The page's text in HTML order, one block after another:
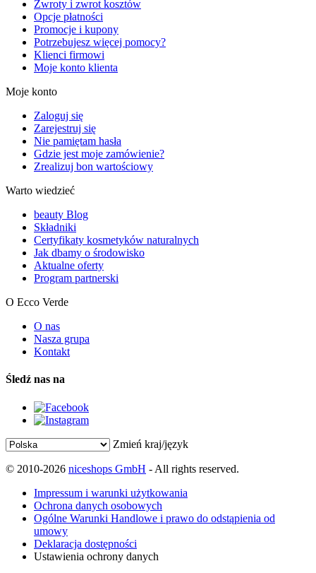
Zwroty i zwrot kosztów
Opcje płatności
Promocje i kupony
Potrzebujesz więcej pomocy?
Klienci firmowi
Moje konto klienta
Moje konto
Zaloguj się
Zarejestruj się
Nie pamiętam hasła
Gdzie jest moje zamówienie?
Zrealizuj bon wartościowy
Warto wiedzieć
beauty Blog
Składniki
Certyfikaty kosmetyków naturalnych
Jak dbamy o środowisko
Aktualne oferty
Program partnerski
O Ecco Verde
O nas
Nasza grupa
Kontakt
Śledź nas na
Zmień kraj/język
© 2010-2026 niceshops GmbH - All rights reserved.
Impressum i warunki użytkowania
Ochrona danych osobowych
Ogólne Warunki Handlowe i prawo do odstąpienia od
umowy
Deklaracja dostępności
Ustawienia ochrony danych